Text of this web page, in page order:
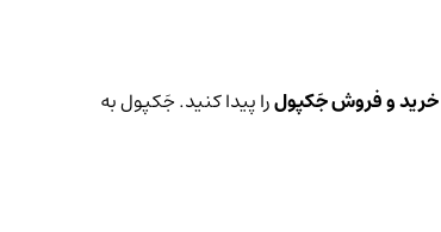
خرید و فروش جَکپولرا پیدا کنید. جَکپول به